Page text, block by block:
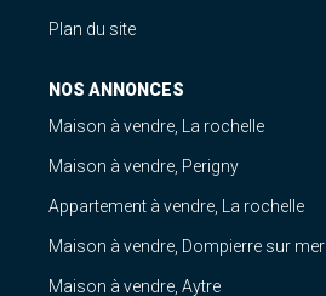
Plan du site
NOS ANNONCES
Maison à vendre, La rochelle
Maison à vendre, Perigny
Appartement à vendre, La rochelle
Maison à vendre, Dompierre sur mer
Maison à vendre, Aytre